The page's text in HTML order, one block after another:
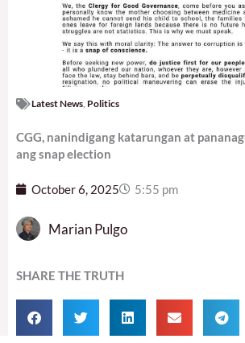
Latest News Politics
CGG, nanindigang katarungan at
ang snap election
October 6, 2025 5:55 pm
Marian Pulgo
SHARE THE TRUTH